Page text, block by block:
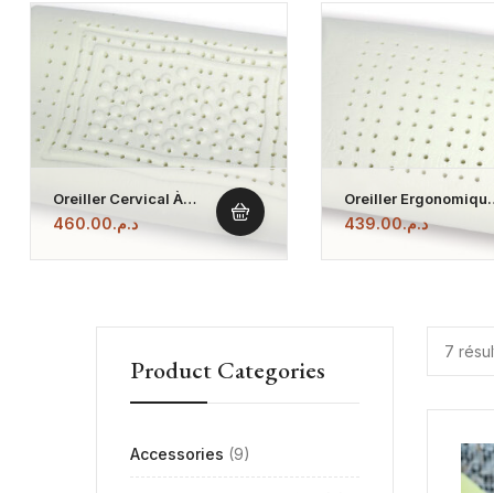
Oreiller Cervical À
Mémoire De Forme À 2
Hauteurs
د.م.460.00
Oreiller
À Mémoire De Forme
Avec Alvéoles
د.م.439.00
Product Categories
Accessories (9)
7